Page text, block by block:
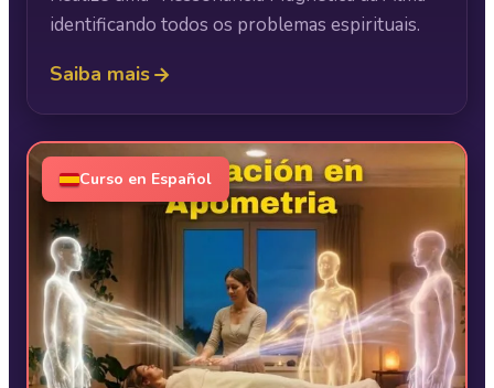
identificando todos os problemas espirituais.
Saiba mais
Curso en Español